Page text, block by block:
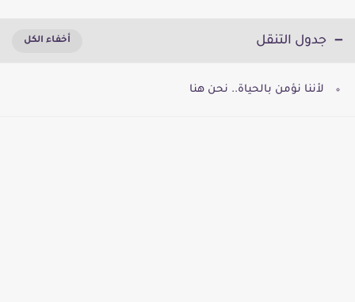
جدول التنقل
لأننا نؤمن بالحياة.. نحن هنا